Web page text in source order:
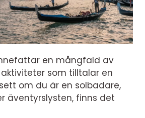
en mångfald av
som tilltalar en
om du är en solbadare,
äventyrslysten, finns det